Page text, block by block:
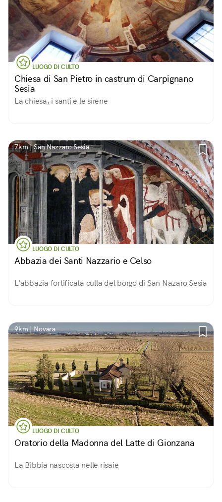
LUOGO DI CULTO
Chiesa di San Pietro in castrum di Carpignano
Sesia
La chiesa, i santi e le sirene
7km | San Nazzaro Sesia
LUOGO DI CULTO
Abbazia dei Santi Nazzario e Celso
L'abbazia fortificata culla del borgo di San Nazaro Sesia
9km | Novara
LUOGO DI CULTO
Oratorio della Madonna del Latte di Gionzana
La Bibbia nascosta nelle risaie